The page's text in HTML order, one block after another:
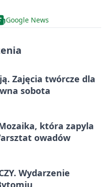
Google News
Zajęcia twórcze dla
sobota
Mozaika, która zapyla
owadów
Wydarzenie